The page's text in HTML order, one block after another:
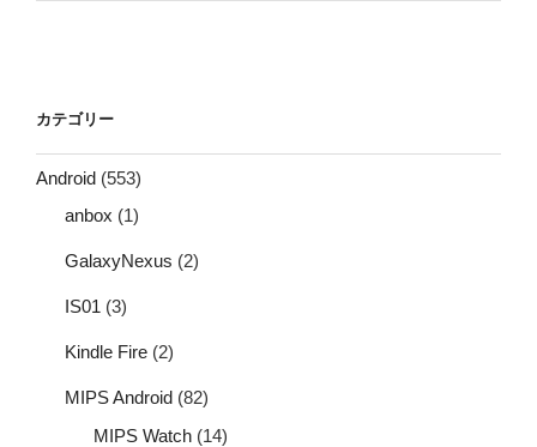
カテゴリー
Android (553)
anbox (1)
GalaxyNexus (2)
IS01 (3)
Kindle Fire (2)
MIPS Android (82)
MIPS Watch (14)